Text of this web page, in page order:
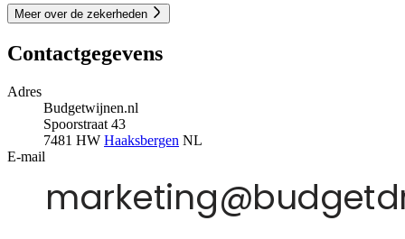
Meer over de zekerheden
Contactgegevens
Adres
Budgetwijnen.nl
Spoorstraat 43
7481 HW Haaksbergen NL
E-mail